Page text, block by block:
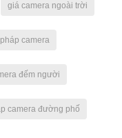
giá camera ngoài trời
camera
đếm người
camera đường phố